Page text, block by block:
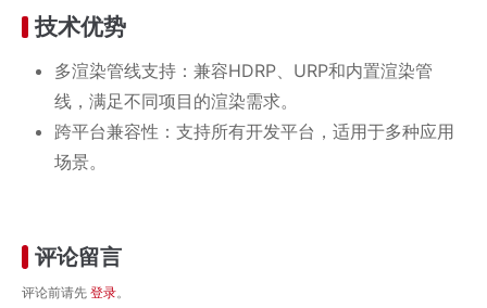
技术优势
多渲染管线支持：兼容HDRP、URP和内置渲染管
线，满足不同项目的渲染需求。
跨平台兼容性：支持所有开发平台，适用于多种应用
场景。
评论留言
评论前请先 登录。